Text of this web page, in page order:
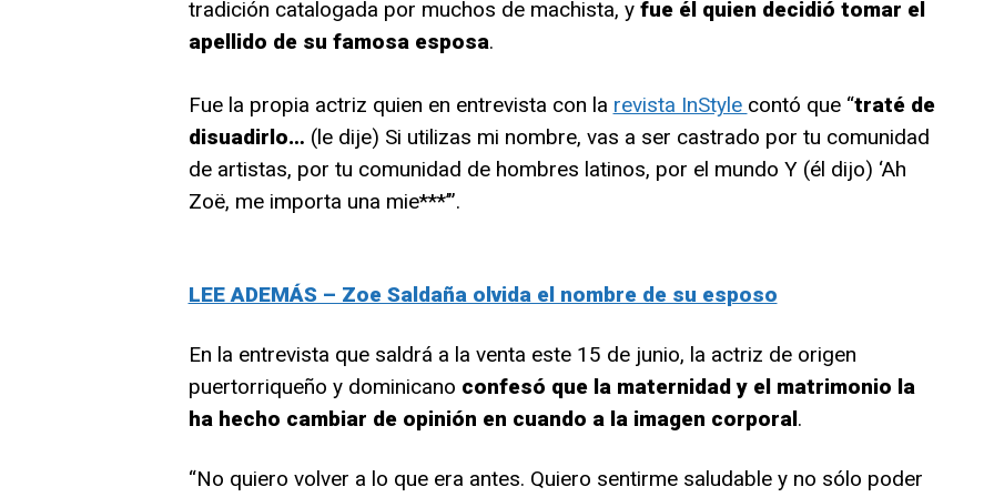
tradición catalogada por muchos de machista, y fue él quien decidió tomar el
apellido de su famosa esposa.
Fue la propia actriz quien en entrevista con la revista InStyle contó que “traté de
disuadirlo… (le dije) Si utilizas mi nombre, vas a ser castrado por tu comunidad
de artistas, por tu comunidad de hombres latinos, por el mundo Y (él dijo) ‘Ah
Zoë, me importa una mie***’”.
LEE ADEMÁS – Zoe Saldaña olvida el nombre de su esposo
En la entrevista que saldrá a la venta este 15 de junio, la actriz de origen
puertorriqueño y dominicano confesó que la maternidad y el matrimonio la
ha hecho cambiar de opinión en cuando a la imagen corporal.
“No quiero volver a lo que era antes. Quiero sentirme saludable y no sólo poder